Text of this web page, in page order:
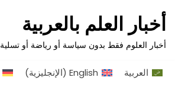
تخطى
إلى
أخبار العلم بالعربية
أخبار العلوم فقط بدون سياسة أو رياضة أو تسلية
العربية English
(الإنجليزية)